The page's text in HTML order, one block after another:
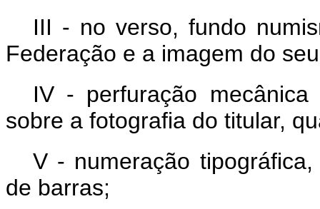
III - no verso, fundo
Federação e a imagem do
IV - perfuração
sobre a fotografia do titular,
V - numeração
de barras;